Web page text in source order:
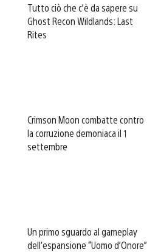
Tutto ciò che c’è da sapere su
Ghost Recon Wildlands: Last
Rites
Crimson Moon combatte contro
la corruzione demoniaca il 1
settembre
Un primo sguardo al gameplay
dell’espansione “Uomo d’Onore”